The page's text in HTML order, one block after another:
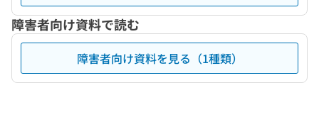
障害者向け資料で読む
障害者向け資料を見る（1種類）